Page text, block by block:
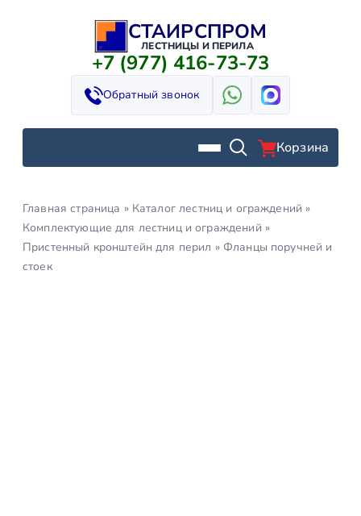
СТАИРСПРОМ
ЛЕСТНИЦЫ И ПЕРИЛА
+7 (977) 416-73-73
Обратный звонок
Корзина
Главная страница » Каталог лестниц и ограждений »
Комплектующие для лестниц и ограждений »
Пристенный кронштейн для перил » Фланцы поручней и
стоек